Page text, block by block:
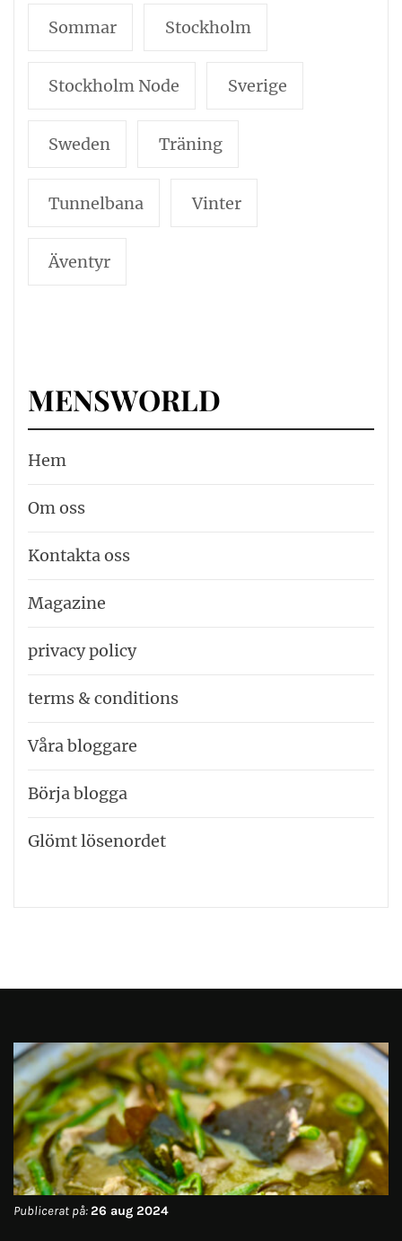
Sommar Stockholm
Stockholm Node Sverige
Sweden Träning
Tunnelbana Vinter
Äventyr
MENSWORLD
Hem
Om oss
Kontakta oss
Magazine
privacy policy
terms & conditions
Våra bloggare
Börja blogga
Glömt lösenordet
Publicerat på:26 aug 2024